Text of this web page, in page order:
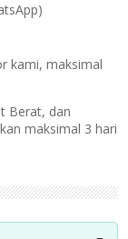
kami, maksimal
Berat, dan
maksimal 3 hari